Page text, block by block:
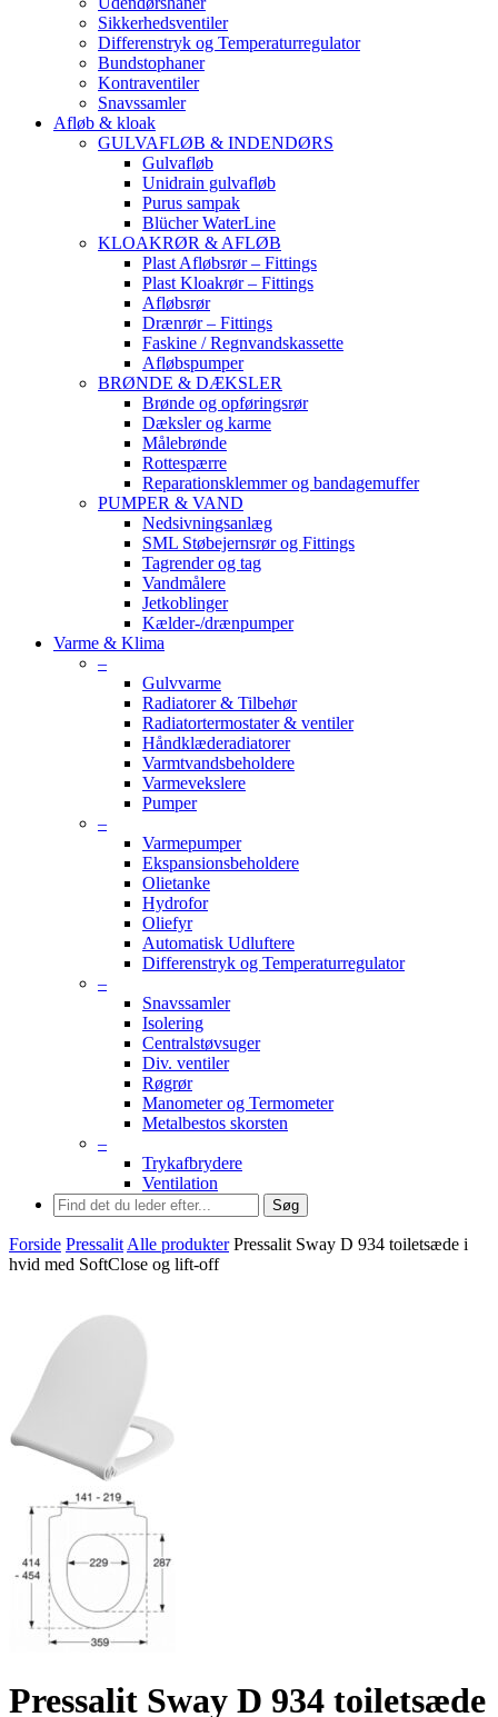
Sikkerhedsventiler
Differenstryk og Temperaturregulator
Bundstophaner
Kontraventiler
Snavssamler
Afløb & kloak
GULVAFLØB & INDENDØRS
Gulvafløb
Unidrain gulvafløb
Purus sampak
Blücher WaterLine
KLOAKRØR & AFLØB
Plast Afløbsrør – Fittings
Plast Kloakrør – Fittings
Afløbsrør
Drænrør – Fittings
Faskine / Regnvandskassette
Afløbspumper
BRØNDE & DÆKSLER
Brønde og opføringsrør
Dæksler og karme
Målebrønde
Rottespærre
Reparationsklemmer og bandagemuffer
PUMPER & VAND
Nedsivningsanlæg
SML Støbejernsrør og Fittings
Tagrender og tag
Vandmålere
Jetkoblinger
Kælder-/drænpumper
Varme & Klima
–
Gulvvarme
Radiatorer & Tilbehør
Radiatortermostater & ventiler
Håndklæderadiatorer
Varmtvandsbeholdere
Varmevekslere
Pumper
–
Varmepumper
Ekspansionsbeholdere
Olietanke
Hydrofor
Oliefyr
Automatisk Udluftere
Differenstryk og Temperaturregulator
–
Snavssamler
Isolering
Centralstøvsuger
Div. ventiler
Røgrør
Manometer og Termometer
Metalbestos skorsten
–
Trykafbrydere
Ventilation
Søg
Forside Pressalit Alle produkter Pressalit Sway D 934 toiletsæde i
hvid med SoftClose og lift-off
Pressalit Sway D 934 toiletsæde